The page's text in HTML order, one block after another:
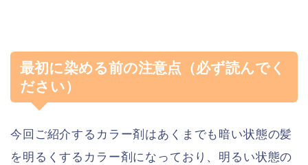
最初に染める前の注意点（必ず読んでく
ださい）
今回ご紹介するカラー剤はあくまでも暗い状態の髪
を明るくするカラー剤になっており、明るい状態の